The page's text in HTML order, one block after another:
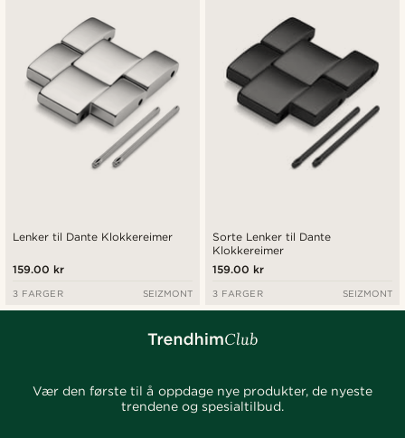
Lenker til Dante Klokkereimer
159.00 kr
3 FARGER SEIZMONT
Sorte Lenker til Dante
Klokkereimer
159.00 kr
3 FARGER SEIZMONT
Vær den første til å oppdage nye produkter, de nyeste
trendene og spesialtilbud.